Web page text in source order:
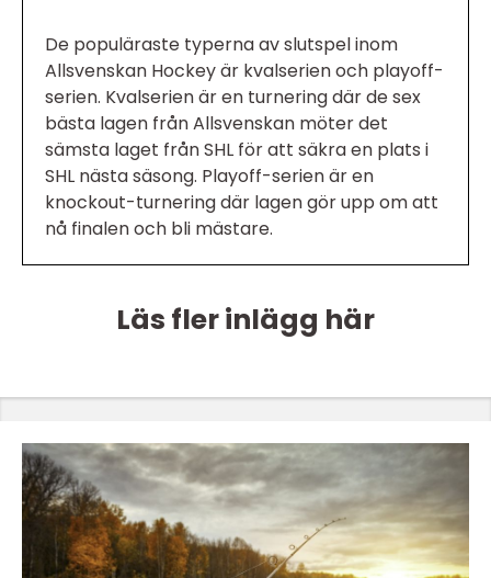
De populäraste typerna av slutspel inom
Allsvenskan Hockey är kvalserien och playoff-
serien. Kvalserien är en turnering där de sex
bästa lagen från Allsvenskan möter det
sämsta laget från SHL för att säkra en plats i
SHL nästa säsong. Playoff-serien är en
knockout-turnering där lagen gör upp om att
nå finalen och bli mästare.
Läs fler inlägg här